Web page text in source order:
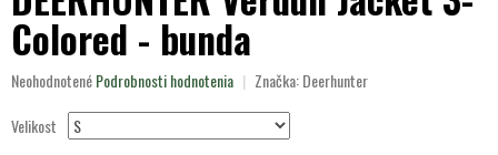
Colored - bunda
Priemerné
produktu
NeohodnotenéPodrobnosti hodnotenia Značka:Deerhunter
Velikost